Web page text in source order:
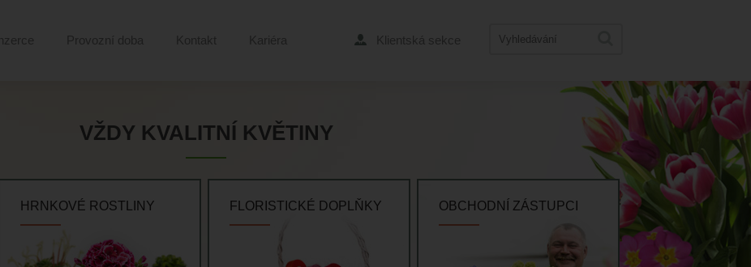
Inzerce Provozní doba Kontakt Kariéra Klientská sekce
VŽDY KVALITNÍ KVĚTINY
HRNKOVÉ ROSTLINY FLORISTICKÉ DOPLŇKY OBCHODNÍ ZÁSTUPCI